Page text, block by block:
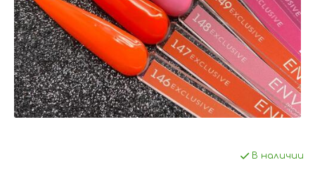
В наличии